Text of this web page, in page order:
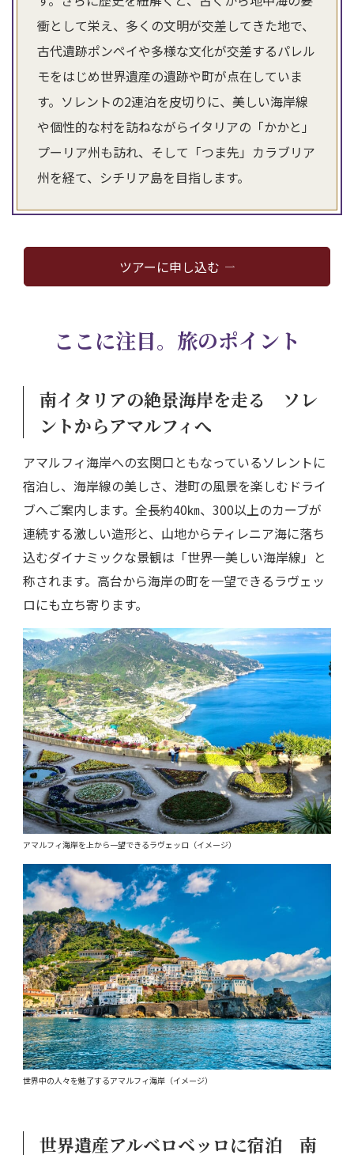
衝として栄え、多くの文明が交差してきた地で、
古代遺跡ポンペイや多様な文化が交差するパレル
モをはじめ世界遺産の遺跡や町が点在していま
す。ソレントの2連泊を皮切りに、美しい海岸線
や個性的な村を訪ねながらイタリアの「かかと」
プーリア州も訪れ、そして「つま先」カラブリア
州を経て、シチリア島を目指します。
ツアーに申し込む
ここに注目。旅のポイント
南イタリアの絶景海岸を走る ソレ
ントからアマルフィへ
アマルフィ海岸への玄関口ともなっているソレントに
宿泊し、海岸線の美しさ、港町の風景を楽しむドライ
ブへご案内します。全長約40㎞、300以上のカーブが
連続する激しい造形と、山地からティレニア海に落ち
込むダイナミックな景観は「世界一美しい海岸線」と
称されます。高台から海岸の町を一望できるラヴェッ
ロにも立ち寄ります。
アマルフィ海岸を上から一望できるラヴェッロ（イメージ）
世界中の人々を魅了するアマルフィ海岸（イメージ）
世界遺産アルベロベッロに宿泊 南